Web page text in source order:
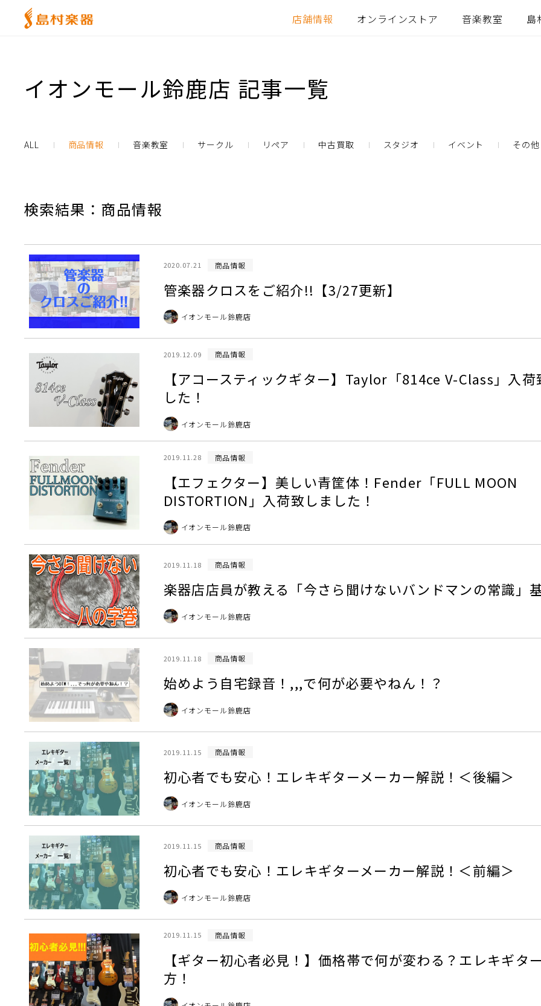
店舗情報 オンラインストア 音楽教室 島
イオンモール鈴鹿店 記事一覧
ALL 商品情報 音楽教室 サークル リペア 中古買取 スタジオ イベント その他
検索結果：商品情報
2020.07.21 商品情報
管楽器クロスをご紹介!!【3/27更新】
イオンモール鈴鹿店
2019.12.09 商品情報
【アコースティックギター】Taylor「814ce V-Class」入
した！
イオンモール鈴鹿店
2019.11.28 商品情報
【エフェクター】美しい青筐体！Fender「FULL MOON
DISTORTION」入荷致しました！
イオンモール鈴鹿店
2019.11.18 商品情報
楽器店店員が教える「今さら聞けないバンドマンの常識」
イオンモール鈴鹿店
2019.11.18 商品情報
始めよう自宅録音！,,,で何が必要やねん！？
イオンモール鈴鹿店
2019.11.15 商品情報
初心者でも安心！エレキギターメーカー解説！＜後編＞
イオンモール鈴鹿店
2019.11.15 商品情報
初心者でも安心！エレキギターメーカー解説！＜前編＞
イオンモール鈴鹿店
2019.11.15 商品情報
【ギター初心者必見！】価格帯で何が変わる？エレキギタ
方！